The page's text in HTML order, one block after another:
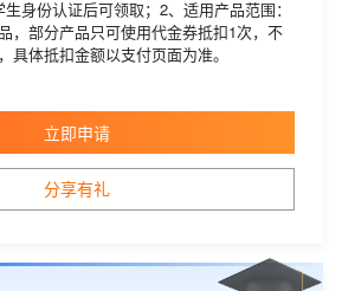
身份认证后可领取；2、适用产品范围：
，部分产品只可使用代金券抵扣1次，不
具体抵扣金额以支付页面为准。
分享有礼
立即申请